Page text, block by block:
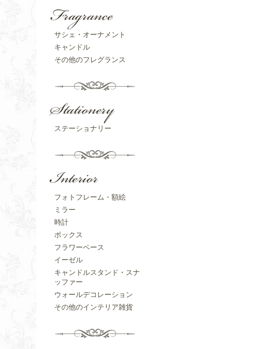
サシェ・オーナメント
キャンドル
その他のフレグランス
ステーショナリー
フォトフレーム・額絵
ミラー
時計
ボックス
フラワーベース
イーゼル
キャンドルスタンド・スナ
ッファー
ウォールデコレーション
その他のインテリア雑貨